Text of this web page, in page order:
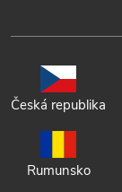
Česká republika
Rumunsko